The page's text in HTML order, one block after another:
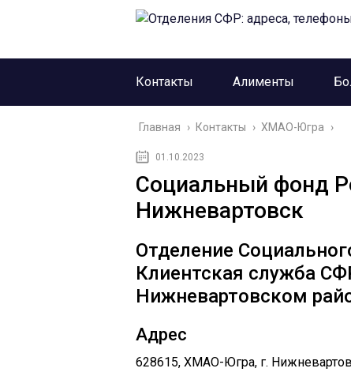
Контакты Алименты
Главная › Контакты › ХМАО-Югра ›
01.10.2023
Социальный фонд
Нижневартовск
Отделение
Клиентская служба
Нижневартовском
Адрес
628615, ХМАО-Югра, г.